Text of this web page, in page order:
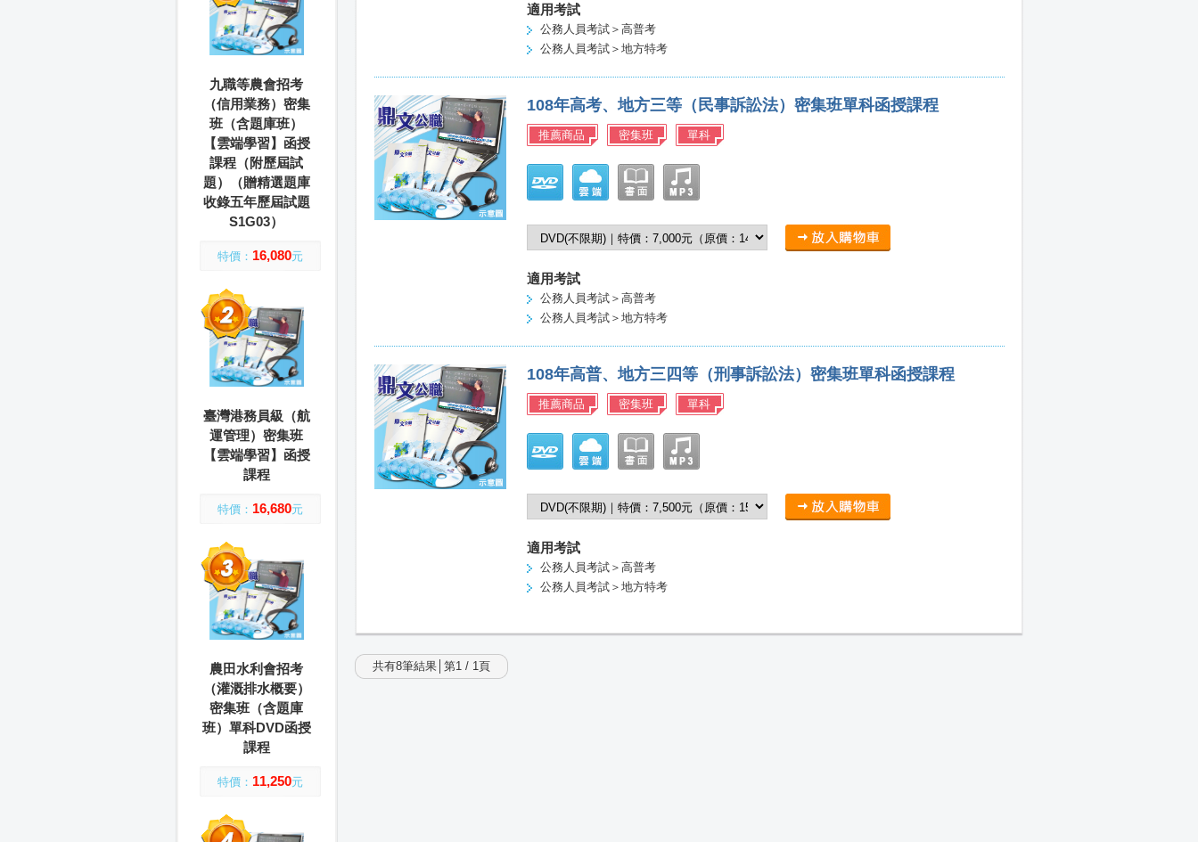
九職等農會招考
（信用業務）密集
班（含題庫班）
【雲端學習】函授
課程（附歷屆試
題）（贈精選題庫
收錄五年歷屆試題
S1G03）
特價： 16,080元
臺灣港務員級（航
運管理）密集班
【雲端學習】函授
課程
特價： 16,680元
農田水利會招考
（灌溉排水概要）
密集班（含題庫
班）單科DVD函授
課程
特價： 11,250元
適用考試
公務人員考試＞高普考
公務人員考試＞地方特考
108年高考、地方三等（民事訴訟法）密集班單科函授課程
推薦商品 密集班 單科
適用考試
公務人員考試＞高普考
公務人員考試＞地方特考
108年高普、地方三四等（刑事訴訟法）密集班單科函授課程
推薦商品 密集班 單科
適用考試
公務人員考試＞高普考
公務人員考試＞地方特考
共有8筆結果│第1 / 1頁